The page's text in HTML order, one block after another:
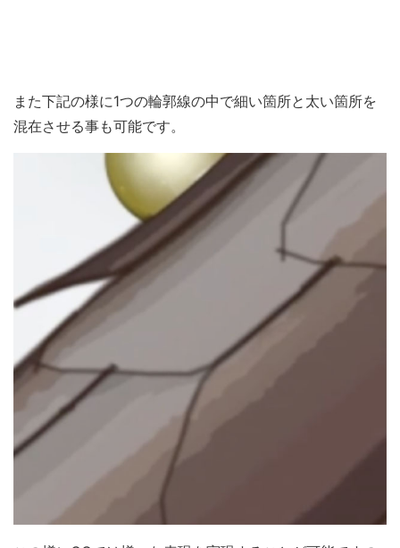
また下記の様に1つの輪郭線の中で細い箇所と太い箇所を
混在させる事も可能です。